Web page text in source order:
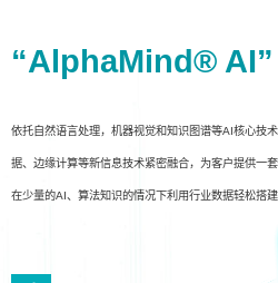
“AlphaMind®
依托自然语言处理，机器视觉和知识图谱等AI核心技
据、边缘计算等新信息技术紧密融合，为客户提供一
在少量的AI、算法知识的情况下利用行业数据轻松搭